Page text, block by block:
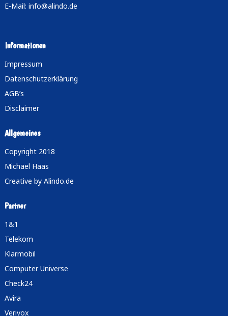
E-Mail: info@alindo.de
Informationen
Impressum
Datenschutzerklärung
AGB’s
Disclaimer
Allgemeines
Copyright 2018
Michael Haas
Creative by Alindo.de
Partner
1&1
Telekom
Klarmobil
Computer Universe
Check24
Avira
Verivox